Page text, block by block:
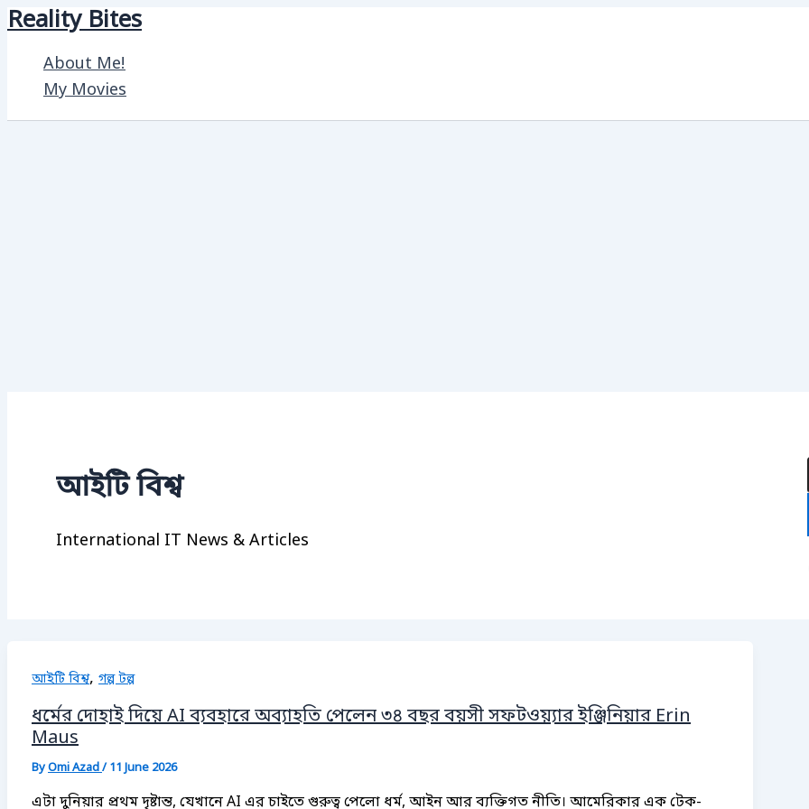
Skip
content
Reality Bites
About Me!
My Movies
আইটি বিশ্ব
International IT News & Articles
আইটি বিশ্ব, গল্প টল্প
ধর্মের দোহাই দিয়ে AI ব্যবহারে অব্যাহতি পেলেন ৩৪ বছর বয়সী সফটওয়্যার ইঞ্জিনিয়ার Erin
Maus
ByOmi Azad/11 June 2026
এটা দুনিয়ার প্রথম দৃষ্টান্ত, যেখানে AI এর চাইতে গুরুত্ব পেলো ধর্ম, আইন আর ব্যক্তিগত নীতি। আমেরিকার এক টেক-